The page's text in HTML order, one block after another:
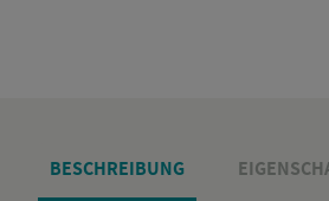
BE­SCHREI­BUNG